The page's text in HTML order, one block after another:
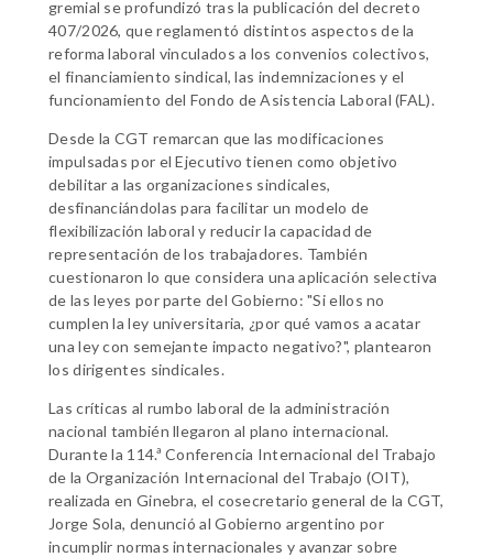
gremial se profundizó tras la publicación del decreto
407/2026, que reglamentó distintos aspectos de la
reforma laboral vinculados a los convenios colectivos,
el financiamiento sindical, las indemnizaciones y el
funcionamiento del Fondo de Asistencia Laboral (FAL).
Desde la CGT remarcan que las modificaciones
impulsadas por el Ejecutivo tienen como objetivo
debilitar a las organizaciones sindicales,
desfinanciándolas para facilitar un modelo de
flexibilización laboral y reducir la capacidad de
representación de los trabajadores. También
cuestionaron lo que considera una aplicación selectiva
de las leyes por parte del Gobierno: "Si ellos no
cumplen la ley universitaria, ¿por qué vamos a acatar
una ley con semejante impacto negativo?", plantearon
los dirigentes sindicales.
Las críticas al rumbo laboral de la administración
nacional también llegaron al plano internacional.
Durante la 114.ª Conferencia Internacional del Trabajo
de la Organización Internacional del Trabajo (OIT),
realizada en Ginebra, el cosecretario general de la CGT,
Jorge Sola, denunció al Gobierno argentino por
incumplir normas internacionales y avanzar sobre